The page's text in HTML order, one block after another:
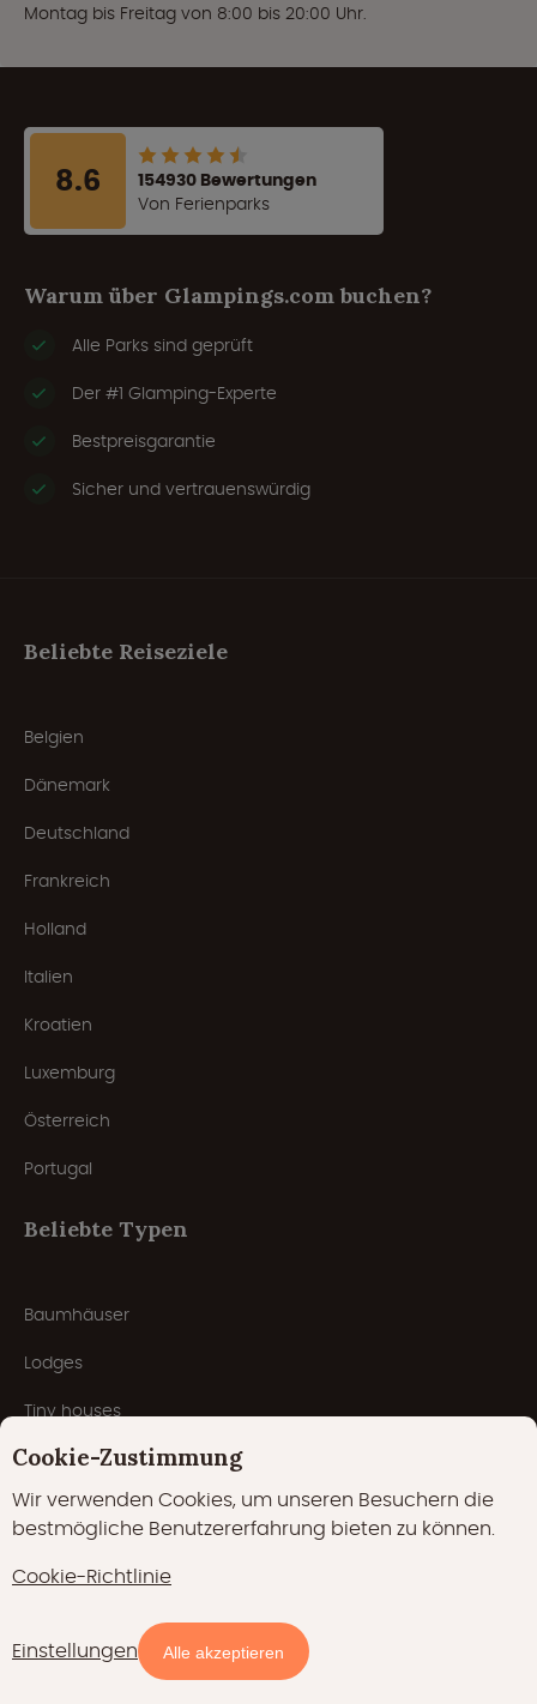
Montag bis Freitag von 8:00 bis 20:00 Uhr.
8.6
154930 Bewertungen
Von Ferienparks
Warum über Glampings.com buchen?
Alle Parks sind geprüft
Der #1 Glamping-Experte
Bestpreisgarantie
Sicher und vertrauenswürdig
Beliebte Reiseziele
Belgien
Dänemark
Deutschland
Frankreich
Holland
Italien
Kroatien
Luxemburg
Österreich
Portugal
Beliebte Typen
Baumhäuser
Lodges
Tiny houses
Safarizelte
Naturhäuschen
Hausboote
Cookie-Zustimmung
Wir verwenden Cookies, um unseren Besuchern die
bestmögliche Benutzererfahrung bieten zu können.
Cookie-Richtlinie
Einstellungen Alle akzeptieren